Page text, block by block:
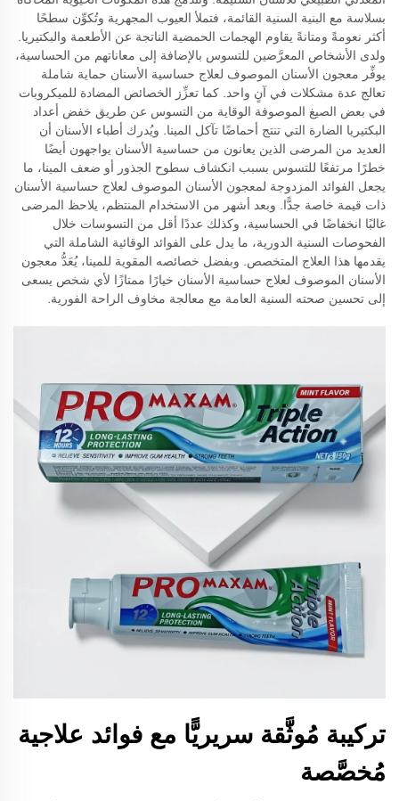
بسلاسة مع البنية السنية القائمة، فتملأ العيوب المجهرية وتُكوِّن سطحًا
أكثر نعومةً ومتانةً يقاوم الهجمات الحمضية الناتجة عن الأطعمة والبكتيريا.
ولدى الأشخاص المعرَّضين للتسوس بالإضافة إلى معاناتهم من الحساسية،
يوفِّر معجون الأسنان الموصوف لعلاج حساسية الأسنان حماية شاملة
تعالج عدة مشكلات في آنٍ واحد. كما تعزِّز الخصائص المضادة للميكروبات
في بعض الصيغ الموصوفة الوقاية من التسوس عن طريق خفض أعداد
البكتيريا الضارة التي تنتج أحماضًا تآكل المينا. ويُدرك أطباء الأسنان أن
العديد من المرضى الذين يعانون من حساسية الأسنان يواجهون أيضًا
خطرًا مرتفعًا للتسوس بسبب انكشاف سطوح الجذور أو ضعف المينا، ما
يجعل الفوائد المزدوجة لمعجون الأسنان الموصوف لعلاج حساسية الأسنان
ذات قيمة خاصة جدًّا. وبعد أشهر من الاستخدام المنتظم، يلاحظ المرضى
غالبًا انخفاضًا في الحساسية، وكذلك عددًا أقل من التسوسات خلال
الفحوصات السنية الدورية، ما يدل على الفوائد الوقائية الشاملة التي
يقدمها هذا العلاج المتخصص. وبفضل خصائصه المقوية للمينا، يُعَدُّ معجون
الأسنان الموصوف لعلاج حساسية الأسنان خيارًا ممتازًا لأي شخص يسعى
إلى تحسين صحته السنية العامة مع معالجة مخاوف الراحة الفورية.
تركيبة مُوثَّقة سريريًّا مع فوائد علاجية
مُخصَّصة